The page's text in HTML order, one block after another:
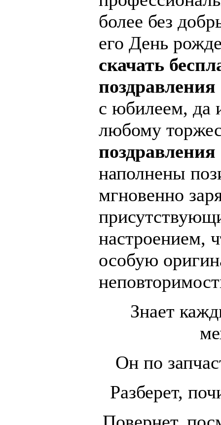
более без
его День
скачать
с юбилеем, да
любому
наполнены
мгновенно
настроением,
особую
Знает
Он по
Разберет,